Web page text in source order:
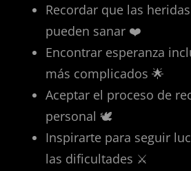
Recordar que las
pueden sanar ❤️
Encontrar esperanza
más complicados 🌟
Aceptar el proceso de
personal 🕊️
Inspirarte para seguir
las dificultades ⚔️